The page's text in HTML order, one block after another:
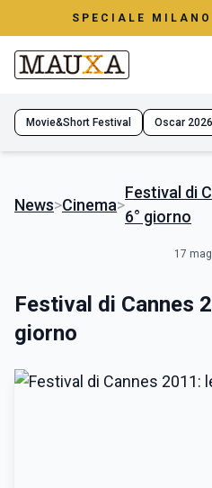
SPECIALE
Movie&Short Festival Oscar 2026
News>Cinema>
Festival di
6° giorno
17
Festival di Cannes
giorno